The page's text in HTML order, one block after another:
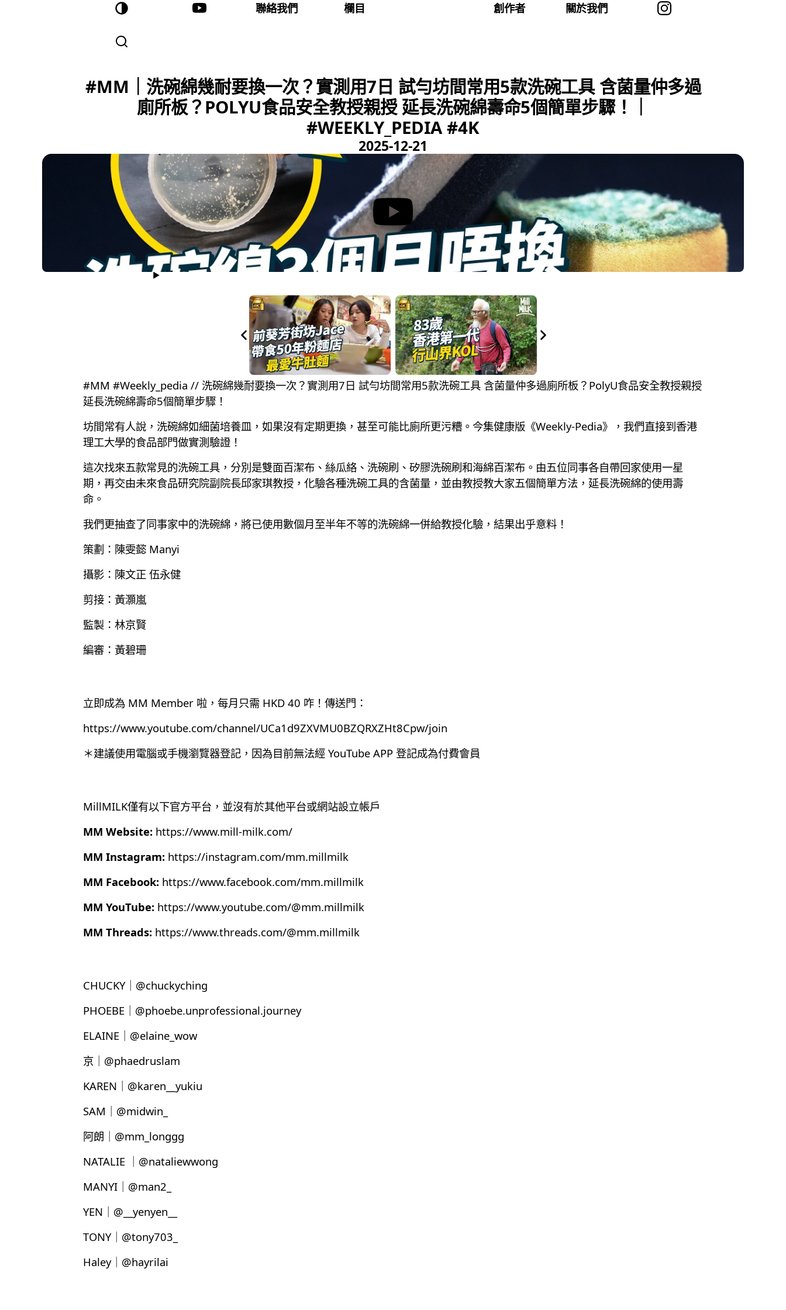
聯絡我們 欄目 創作者 關於我們
#MM｜洗碗綿幾耐要換一次？實測用7日 試勻坊間常用5款洗碗工具 含菌量仲多過
廁所板？POLYU食品安全教授親授 延長洗碗綿壽命5個簡單步驟！｜
#WEEKLY_PEDIA #4K
2025-12-21
#MM #Weekly_pedia // 洗碗綿幾耐要換一次？實測用7日 試勻坊間常用5款洗碗工具 含菌量仲多過廁所板？PolyU食品安全教授親授
延長洗碗綿壽命5個簡單步驟！
坊間常有人說，洗碗綿如細菌培養皿，如果沒有定期更換，甚至可能比廁所更污糟。今集健康版《Weekly-Pedia》，我們直接到香港
理工大學的食品部門做實測驗證！
這次找來五款常見的洗碗工具，分別是雙面百潔布、絲瓜絡、洗碗刷、矽膠洗碗刷和海綿百潔布。由五位同事各自帶回家使用一星
期，再交由未來食品研究院副院長邱家琪教授，化驗各種洗碗工具的含菌量，並由教授教大家五個簡單方法，延長洗碗綿的使用壽
命。
我們更抽查了同事家中的洗碗綿，將已使用數個月至半年不等的洗碗綿一併給教授化驗，結果出乎意料！
策劃：陳雯懿 Manyi
攝影：陳文正 伍永健
剪接：黃灝嵐
監製：林京賢
編審：黃碧珊
立即成為 MM Member 啦，每月只需 HKD 40 咋！傳送門：
https://www.youtube.com/channel/UCa1d9ZXVMU0BZQRXZHt8Cpw/join
＊建議使用電腦或手機瀏覽器登記，因為目前無法經 YouTube APP 登記成為付費會員
MillMILK僅有以下官方平台，並沒有於其他平台或網站設立帳戶
MM Website: https://www.mill-milk.com/
MM Instagram: https://instagram.com/mm.millmilk
MM Facebook: https://www.facebook.com/mm.millmilk
MM YouTube: https://www.youtube.com/@mm.millmilk
MM Threads: https://www.threads.com/@mm.millmilk
CHUCKY｜@chuckyching
PHOEBE｜@phoebe.unprofessional.journey
ELAINE｜@elaine_wow
京｜@phaedruslam
KAREN｜@karen__yukiu
SAM｜@midwin_
阿朗｜@mm_longgg
NATALIE ｜@nataliewwong
MANYI｜@man2_
YEN｜@__yenyen__
TONY｜@tony703_
Haley｜@hayrilai